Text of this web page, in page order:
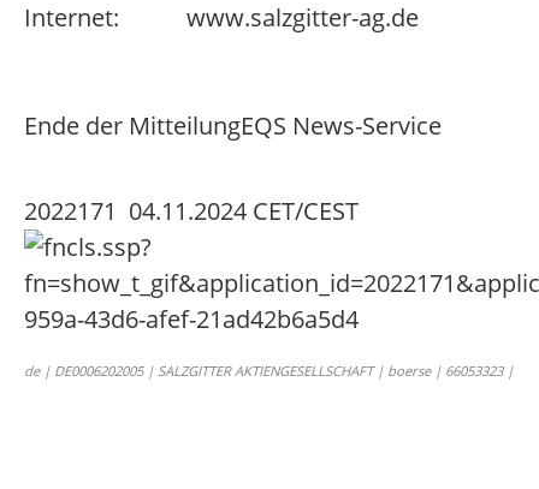
Internet:
www.salzgitter-ag.de
Ende der MitteilungEQS News-Service
2022171 04.11.2024 CET/CEST
de | DE0006202005 | SALZGITTER AKTIENGESELLSCHAFT | boerse | 66053323 |